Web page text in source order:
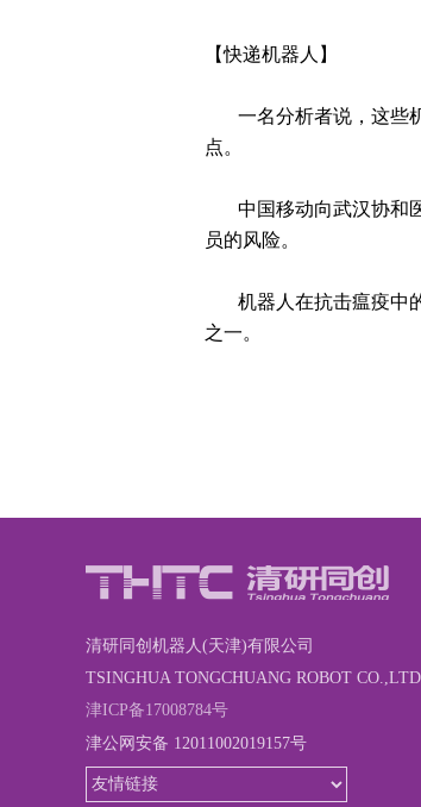
【快递机器人】
一名分析者说，这些机
点。
中国移动向武汉协和医
员的风险。
机器人在抗击瘟疫中的
之一。
清研同创机器人(天津)有限公司
TSINGHUA TONGCHUANG ROBOT CO.,LTD
津ICP备17008784号
津公网安备 12011002019157号